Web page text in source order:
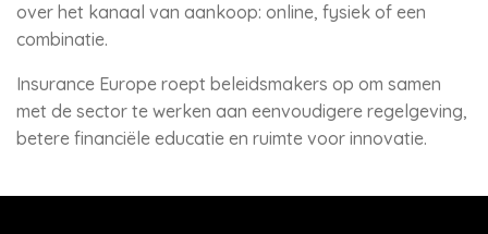
over het kanaal van aankoop: online, fysiek of een
combinatie.
Insurance Europe roept beleidsmakers op om samen
met de sector te werken aan eenvoudigere regelgeving,
betere financiële educatie en ruimte voor innovatie.